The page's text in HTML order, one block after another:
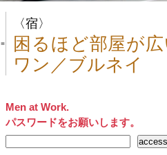
■
〈宿〉
困るほど部屋が
ワン／ブルネイ
Men at Work.
パスワードをお願いします。